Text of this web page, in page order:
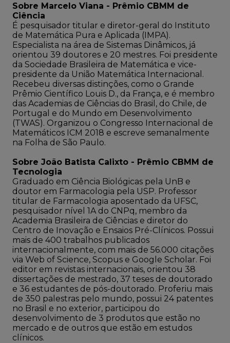
Sobre Marcelo Viana - Prêmio CBMM de
Ciência
É pesquisador titular e diretor-geral do Instituto
de Matemática Pura e Aplicada (IMPA).
Especialista na área de Sistemas Dinâmicos, já
orientou 39 doutores e 20 mestres. Foi presidente
da Sociedade Brasileira de Matemática e vice-
presidente da União Matemática Internacional.
Recebeu diversas distinções, como o Grande
Prêmio Científico Louis D., da França, e é membro
das Academias de Ciências do Brasil, do Chile, de
Portugal e do Mundo em Desenvolvimento
(TWAS). Organizou o Congresso Internacional de
Matemáticos ICM 2018 e escreve semanalmente
na Folha de São Paulo.
Sobre João Batista Calixto - Prêmio CBMM de
Tecnologia
Graduado em Ciência Biológicas pela UnB e
doutor em Farmacologia pela USP. Professor
titular de Farmacologia aposentado da UFSC,
pesquisador nível 1A do CNPq, membro da
Academia Brasileira de Ciências e diretor do
Centro de Inovação e Ensaios Pré-Clínicos. Possui
mais de 400 trabalhos publicados
internacionalmente, com mais de 56.000 citações
via Web of Science, Scopus e Google Scholar. Foi
editor em revistas internacionais, orientou 38
dissertações de mestrado, 37 teses de doutorado
e 36 estudantes de pós-doutorado. Proferiu mais
de 350 palestras pelo mundo, possui 24 patentes
no Brasil e no exterior, participou do
desenvolvimento de 3 produtos que estão no
mercado e de outros que estão em estudos
clínicos.